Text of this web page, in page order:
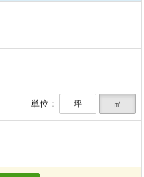
単位： 坪 ㎡